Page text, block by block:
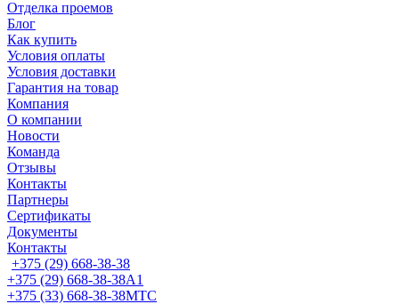
Отделка проемов
Блог
Как купить
Условия оплаты
Условия доставки
Гарантия на товар
Компания
О компании
Новости
Команда
Отзывы
Контакты
Партнеры
Сертификаты
Документы
Контакты
+375 (29) 668-38-38
+375 (29) 668-38-38A1
+375 (33) 668-38-38МТС